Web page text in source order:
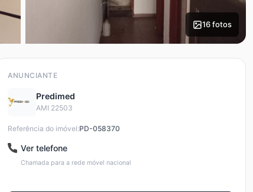
16 fotos
ANUNCIANTE
Predimed
AMI 22503
Referência do imóvel:PD-058370
Ver telefone
Chamada para a rede móvel nacional